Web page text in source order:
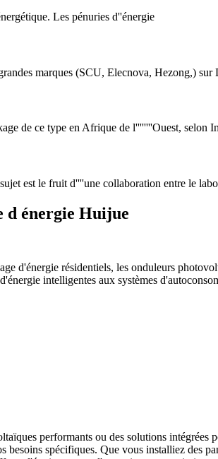
Les pénuries d''énergie
marques (SCU, Elecnova, Hezong,)
de ce type en Afrique de l''''''''Ouest, selon
est le fruit d''''une collaboration entre le
d énergie Huijue
d'énergie résidentiels, les onduleurs
intelligentes aux systèmes
performants ou des solutions
spécifiques. Que vous installiez des